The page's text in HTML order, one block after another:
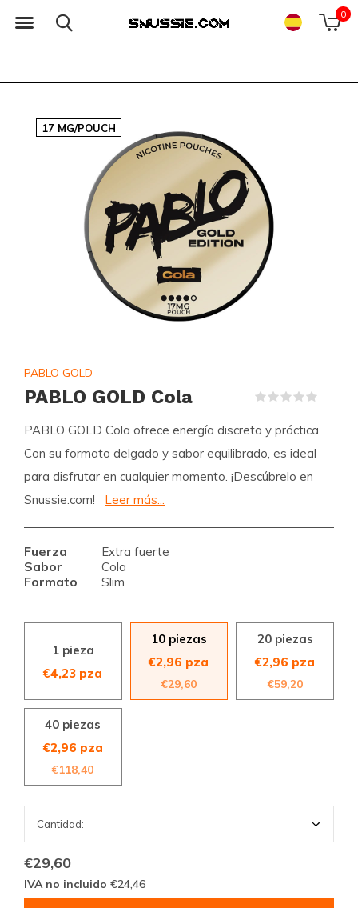
0
17 MG/POUCH
PABLO GOLD
PABLO GOLD Cola
PABLO GOLD Cola ofrece energía discreta y práctica.
Con su formato delgado y sabor equilibrado, es ideal
para disfrutar en cualquier momento. ¡Descúbrelo en
Snussie.com!
Leer más...
Fuerza Extra fuerte
Sabor Cola
Formato Slim
1 pieza
€4,23 pza
10 piezas
€2,96 pza
€29,60
20 piezas
€2,96 pza
€59,20
40 piezas
€2,96 pza
€118,40
€29,60
IVA no incluido €24,46